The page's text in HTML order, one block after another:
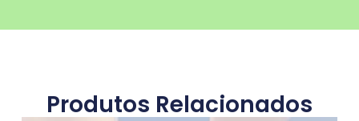
Produtos Relacionados